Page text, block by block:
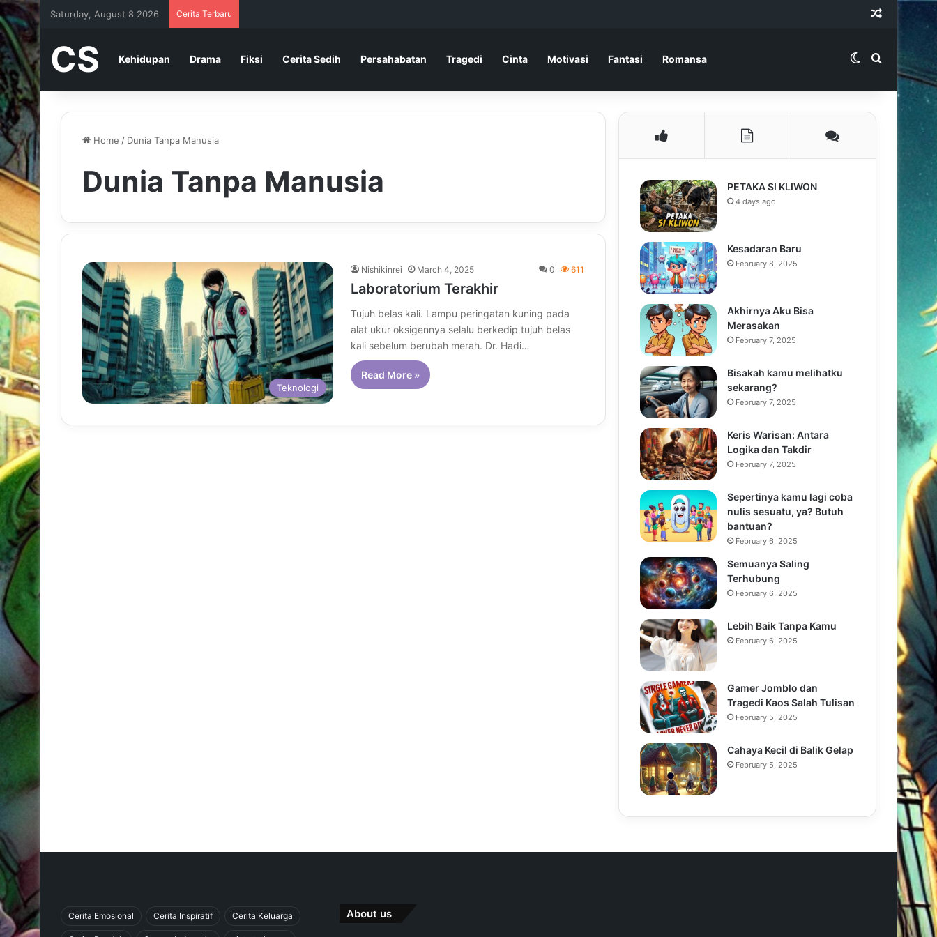
Saturday, August 8 2026 Cerita Terbaru Random
CS Kehidupan Drama Fiksi Cerita Sedih Persahabatan Tragedi Cinta Motivasi Fantasi Romansa Switch skin
Search for
Home / Dunia Tanpa Manusia
Dunia Tanpa Manusia
Teknologi
Nishikinrei March 4, 2025 0 611
Laboratorium Terakhir
Tujuh belas kali. Lampu peringatan kuning pada
alat ukur oksigennya selalu berkedip tujuh belas
kali sebelum berubah merah. Dr. Hadi…
Read More »
PETAKA SI KLIWON
4 days ago
Kesadaran Baru
February 8, 2025
Akhirnya Aku Bisa
Merasakan
February 7, 2025
Bisakah kamu melihatku
sekarang?
February 7, 2025
Keris Warisan: Antara
Logika dan Takdir
February 7, 2025
Sepertinya kamu lagi coba
nulis sesuatu, ya? Butuh
bantuan?
February 6, 2025
Semuanya Saling
Terhubung
February 6, 2025
Lebih Baik Tanpa Kamu
February 6, 2025
Gamer Jomblo dan
Tragedi Kaos Salah Tulisan
February 5, 2025
Cahaya Kecil di Balik Gelap
February 5, 2025
Cerita Emosional Cerita Inspiratif Cerita Keluarga About us